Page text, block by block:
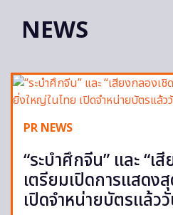
NEWS
PR NEWS
“ระบำศึกจีน” และ “เ
เตรียมเปิดการแสดง
เปิดจำหน่ายบัตรแล้ว